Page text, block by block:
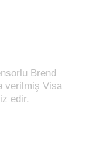
Brend
verilmiş Visa
edir.